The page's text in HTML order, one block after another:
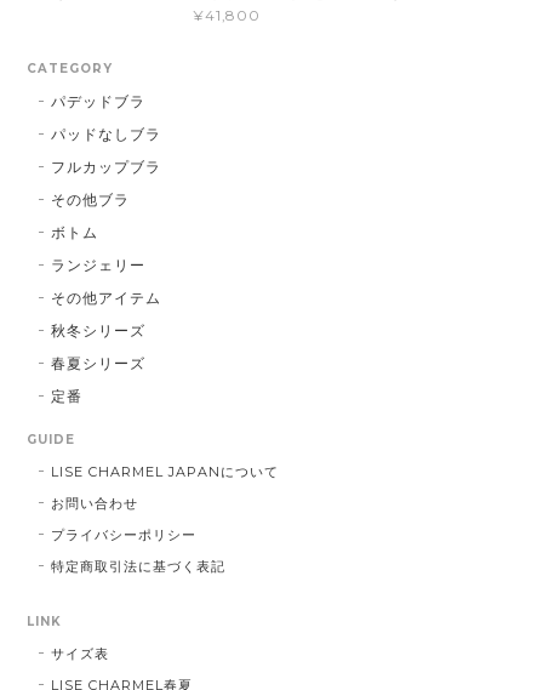
¥41,800
CATEGORY
パデッドブラ
パッドなしブラ
フルカップブラ
その他ブラ
ボトム
ランジェリー
その他アイテム
秋冬シリーズ
春夏シリーズ
定番
GUIDE
LISE CHARMEL JAPANについて
お問い合わせ
プライバシーポリシー
特定商取引法に基づく表記
LINK
サイズ表
LISE CHARMEL春夏